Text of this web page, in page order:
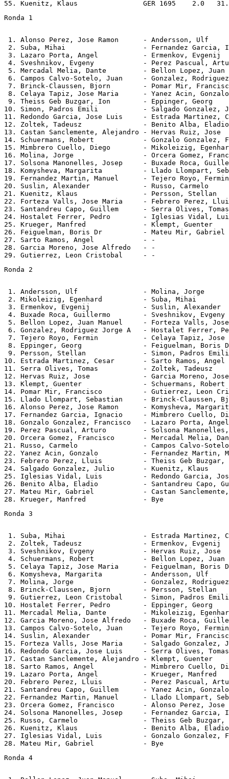
Ronda 1
1. Alonso Perez, Jose Ramon      - Andersson,
2. Suba, Mihai                   - Fernandez Garcia,
3. Lazaro Porta, Angel           - Ermenkov,
4. Sveshnikov, Evgeny            - Perez Pascual,
5. Mercadal Melia, Dante         - Bellon Lopez, Juan
6. Campos Calvo-Sotelo, Juan     - Gonzalez,
7. Brinck-Claussen, Bjorn        - Pomar Mir,
8. Celaya Tapiz, Jose Maria      - Yanez Acin,
9. Theiss Geb Buzgar, Ion        - Eppinger,
10. Simon, Padros Emili           - Salgado
11. Redondo Garcia, Jose Luis     - Estrada
12. Zoltek, Tadeusz               - Benito Alba,
13. Castan Sanclemente, Alejandro - Hervas Ruiz,
14. Schuermans, Robert            - Gonzalo Gonzalez,
15. Mimbrero Cuello, Diego        - Mikoleizig,
16. Molina, Jorge                 - Orcera Gomez,
17. Solsona Manonelles, Josep     - Buxade Roca,
18. Komysheva, Margarita          - Llado Llompart,
19. Fernandez Martin, Manuel      - Tejero Royo,
20. Suslin, Alexander             - Russo, Carmelo
21. Kuenitz, Klaus                - Persson,
22. Forteza Valls, Jose Maria     - Febrero Perez,
23. Santandreu Capo, Guillem      - Serra Olives,
24. Hostalet Ferrer, Pedro        - Iglesias Vidal,
25. Krueger, Manfred              - Klempt,
26. Feiguelman, Boris Dr          - Mateu Mir,
27. Sarto Ramos, Angel            - -
28. Garcia Moreno, Jose Alfredo   - -
Ronda 2
1. Andersson, Ulf                - Molina, Jorge
2. Mikoleizig, Egenhard          - Suba, Mihai
3. Ermenkov, Evgenij             - Suslin,
4. Buxade Roca, Guillermo        - Sveshnikov,
5. Bellon Lopez, Juan Manuel     - Forteza Valls,
6. Gonzalez, Rodriguez Jorge A   - Hostalet Ferrer,
7. Tejero Royo, Fermin           - Celaya Tapiz,
8. Eppinger, Georg               - Feiguelman,
9. Persson, Stellan              - Simon, Padros
10. Estrada Martinez, Cesar       - Sarto Ramos,
11. Serra Olives, Tomas           - Zoltek,
12. Hervas Ruiz, Jose             - Garcia Moreno,
13. Klempt, Guenter               - Schuermans,
14. Pomar Mir, Francisco          - Gutierrez, Leon
15. Llado Llompart, Sebastian     - Brinck-
16. Alonso Perez, Jose Ramon      - Komysheva,
17. Fernandez Garcia, Ignacio     - Mimbrero Cuello,
18. Gonzalo Gonzalez, Francisco   - Lazaro Porta,
19. Perez Pascual, Arturo         - Solsona
20. Orcera Gomez, Francisco       - Mercadal Melia,
21. Russo, Carmelo                - Campos Calvo-
22. Yanez Acin, Gonzalo           - Fernandez Martin,
23. Febrero Perez, Lluis          - Theiss Geb
24. Salgado Gonzalez, Julio       - Kuenitz,
25. Iglesias Vidal, Luis          - Redondo Garcia,
26. Benito Alba, Eladio           - Santandreu Capo,
27. Mateu Mir, Gabriel            - Castan
Ronda 3
1. Suba, Mihai                   - Estrada Martinez,
2. Zoltek, Tadeusz               - Ermenkov,
3. Sveshnikov, Evgeny            - Hervas Ruiz,
4. Schuermans, Robert            - Bellon Lopez, Juan
5. Celaya Tapiz, Jose Maria      - Feiguelman,
6. Komysheva, Margarita          - Andersson,
7. Molina, Jorge                 - Gonzalez,
8. Brinck-Claussen, Bjorn        - Persson,
9. Gutierrez, Leon Cristobal     - Simon, Padros
10. Hostalet Ferrer, Pedro        - Eppinger,
11. Mercadal Melia, Dante         - Mikoleizig,
12. Garcia Moreno, Jose Alfredo   - Buxade Roca,
13. Campos Calvo-Sotelo, Juan     - Tejero Royo,
14. Suslin, Alexander             - Pomar Mir,
15. Forteza Valls, Jose Maria     - Salgado
16. Redondo Garcia, Jose Luis     - Serra Olives,
17. Castan Sanclemente, Alejandro - Klempt,
18. Sarto Ramos, Angel            - Mimbrero Cuello,
19. Lazaro Porta, Angel           - Krueger,
20. Febrero Perez, Lluis          - Perez Pascual,
21. Santandreu Capo, Guillem      - Yanez Acin,
22. Fernandez Martin, Manuel      - Llado Llompart,
23. Orcera Gomez, Francisco       - Alonso Perez,
24. Solsona Manonelles, Josep     - Fernandez
25. Russo, Carmelo                - Theiss Geb
26. Kuenitz, Klaus                - Benito Alba,
27. Iglesias Vidal, Luis          - Gonzalo Gonzalez,
Ronda 4